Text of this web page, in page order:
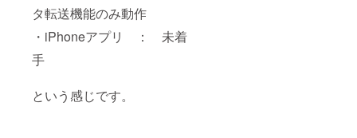
タ転送機能のみ動作
・iPhoneアプリ ： 未着
手
という感じです。